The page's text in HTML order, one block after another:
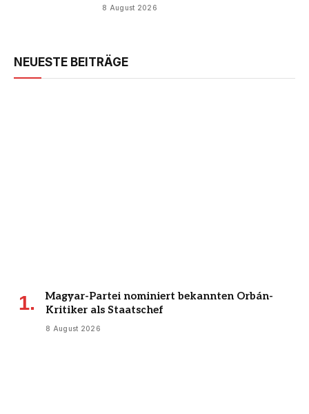
8 August 2026
NEUESTE BEITRÄGE
Magyar-Partei nominiert bekannten Orbán-
Kritiker als Staatschef
8 August 2026